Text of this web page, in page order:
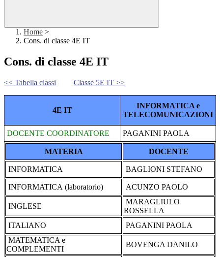
Home >
Cons. di classe 4E IT
Cons. di classe 4E IT
<< Tabella classi Classe 5E IT >>
4E IT
INFORMATICA e
TELECOMUNICAZIONI
DOCENTE COORDINATORE PAGANINI PAOLA
MATERIA DOCENTE
INFORMATICA BAGLIONI STEFANO
INFORMATICA (laboratorio) ACUNZO PAOLO
INGLESE
MARAGLIULO
ROSSELLA
ITALIANO
PAGANINI PAOLA
MATEMATICA e
COMPLEMENTI
BOVENGA DANILO